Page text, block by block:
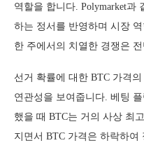
역할을 합니다. Polymarket과
하는 정서를 반영하며 시장
한 주에서의 치열한 경쟁은
선거 확률에 대한 BTC 가격
연관성을 보여줍니다. 베팅
했을 때 BTC는 거의 사상 최
지면서 BTC 가격은 하락하